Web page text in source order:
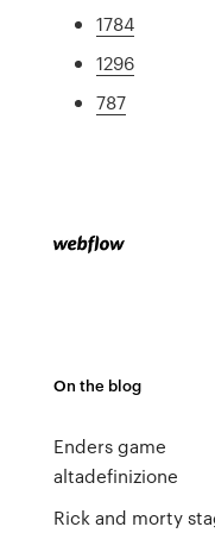
1784
1296
787
On the blog
Enders game
altadefinizione
Rick and morty